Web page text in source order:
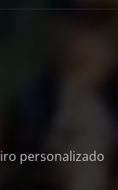
personalizado